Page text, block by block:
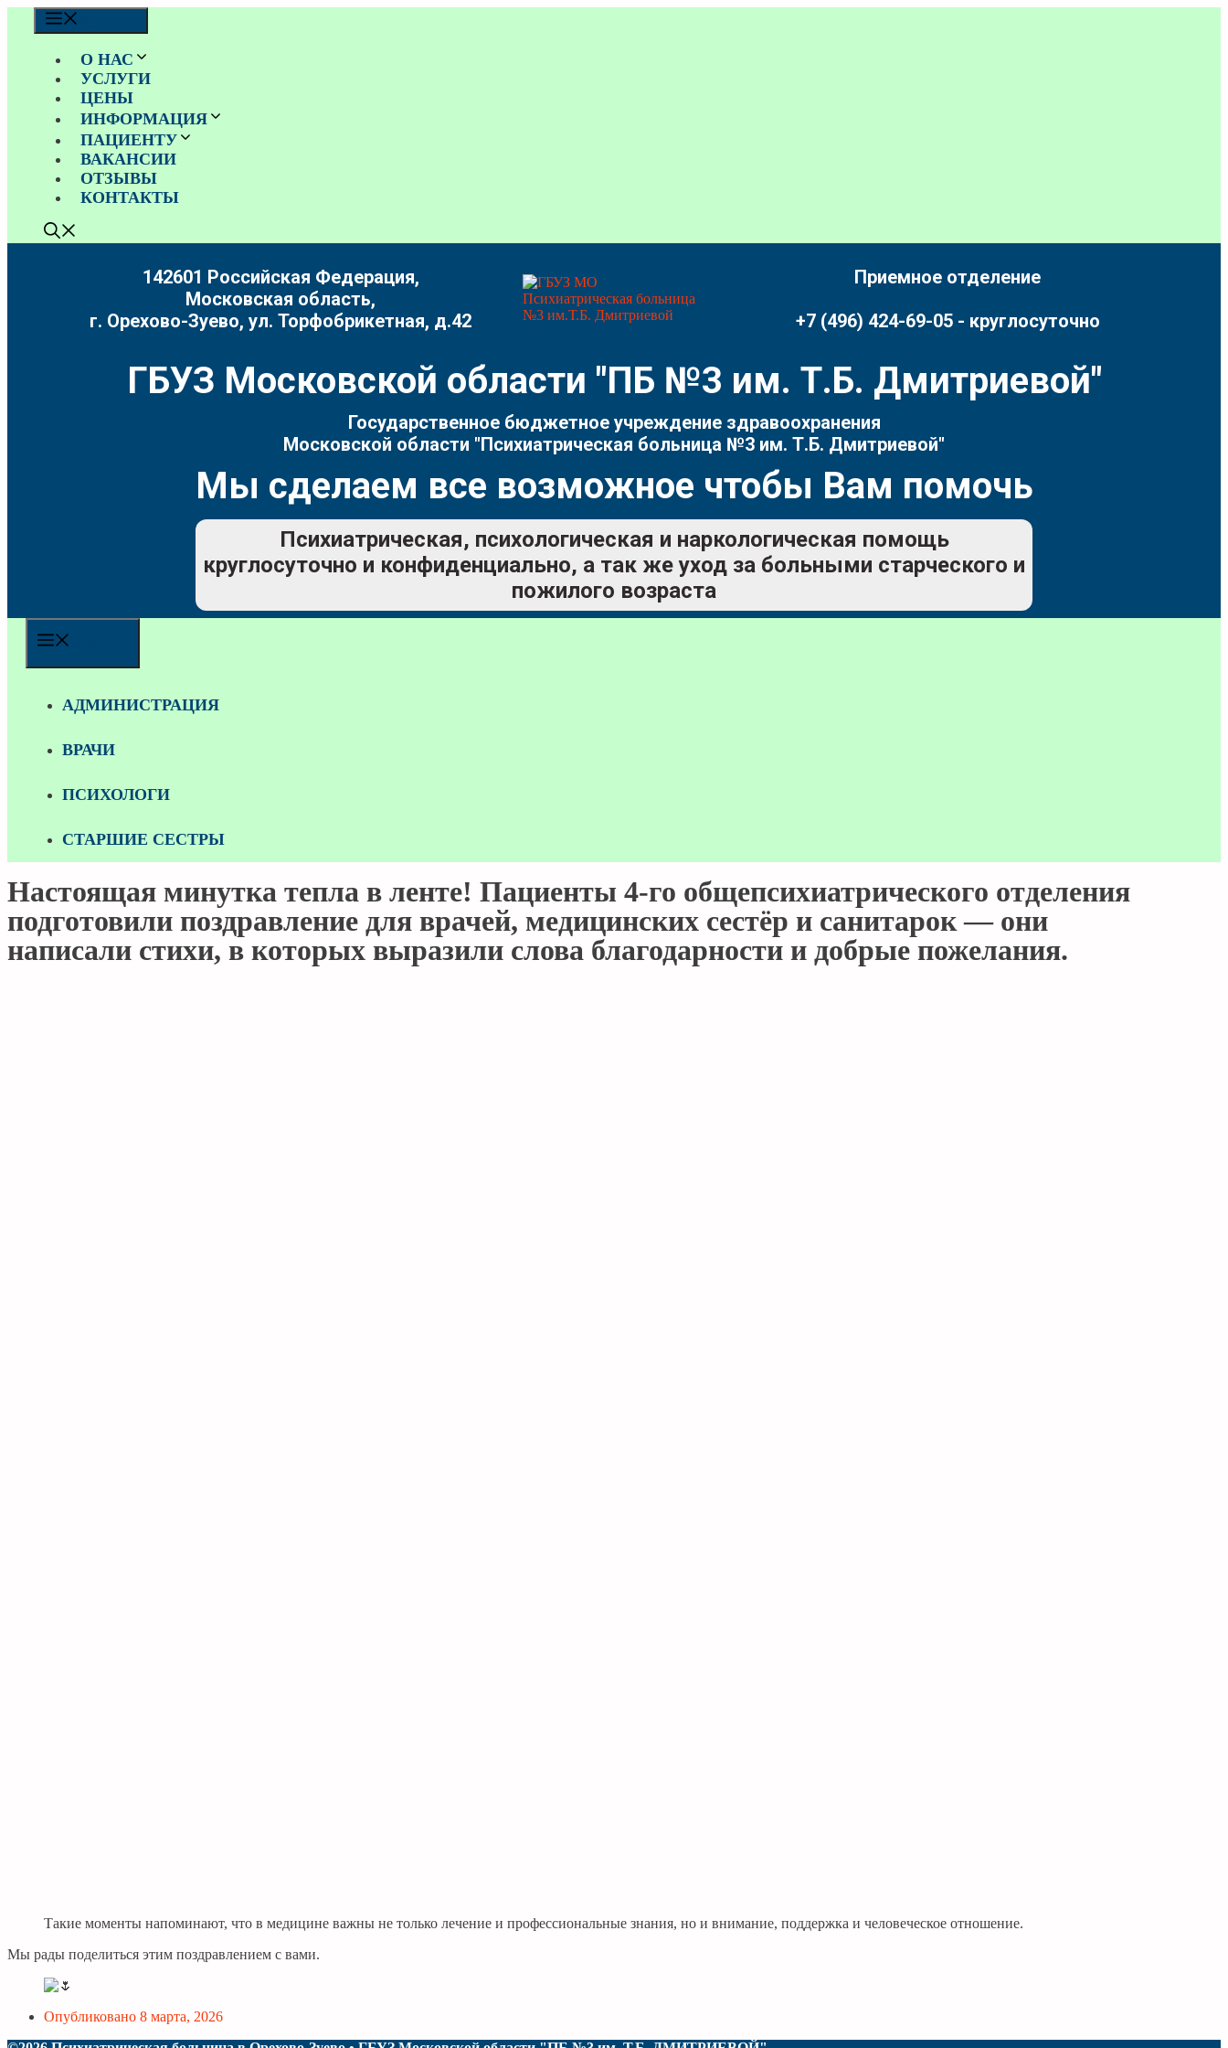
Перейти
О НАС
УСЛУГИ
ЦЕНЫ
ИНФОРМАЦИЯ
ПАЦИЕНТУ
ВАКАНСИИ
ОТЗЫВЫ
КОНТАКТЫ
142601 Российская Федерация,
Московская область,
г. Орехово-Зуево, ул. Торфобрикетная, д.42
Приемное отделение
+7 (496) 424-69-05 - круглосуточно
ГБУЗ Московской области "ПБ №3 им. Т.Б. Дмитриевой"
Государственное бюджетное учреждение здравоохранения
Московской области "Психиатрическая больница №3 им. Т.Б. Дмитриевой"
Мы сделаем все возможное чтобы Вам помочь
Психиатрическая, психологическая и наркологическая помощь
круглосуточно и конфиденциально, а так же уход за больными старческого и
пожилого возраста
АДМИНИСТРАЦИЯ
ВРАЧИ
ПСИХОЛОГИ
СТАРШИЕ СЕСТРЫ
Настоящая минутка тепла в ленте! Пациенты 4-го общепсихиатрического отделения
подготовили поздравление для врачей, медицинских сестёр и санитарок — они
написали стихи, в которых выразили слова благодарности и добрые пожелания.
Такие моменты напоминают, что в медицине важны не только лечение и профессиональные знания, но и внимание, поддержка и человеческое отношение.
Мы рады поделиться этим поздравлением с вами.
Опубликовано 8 марта, 2026